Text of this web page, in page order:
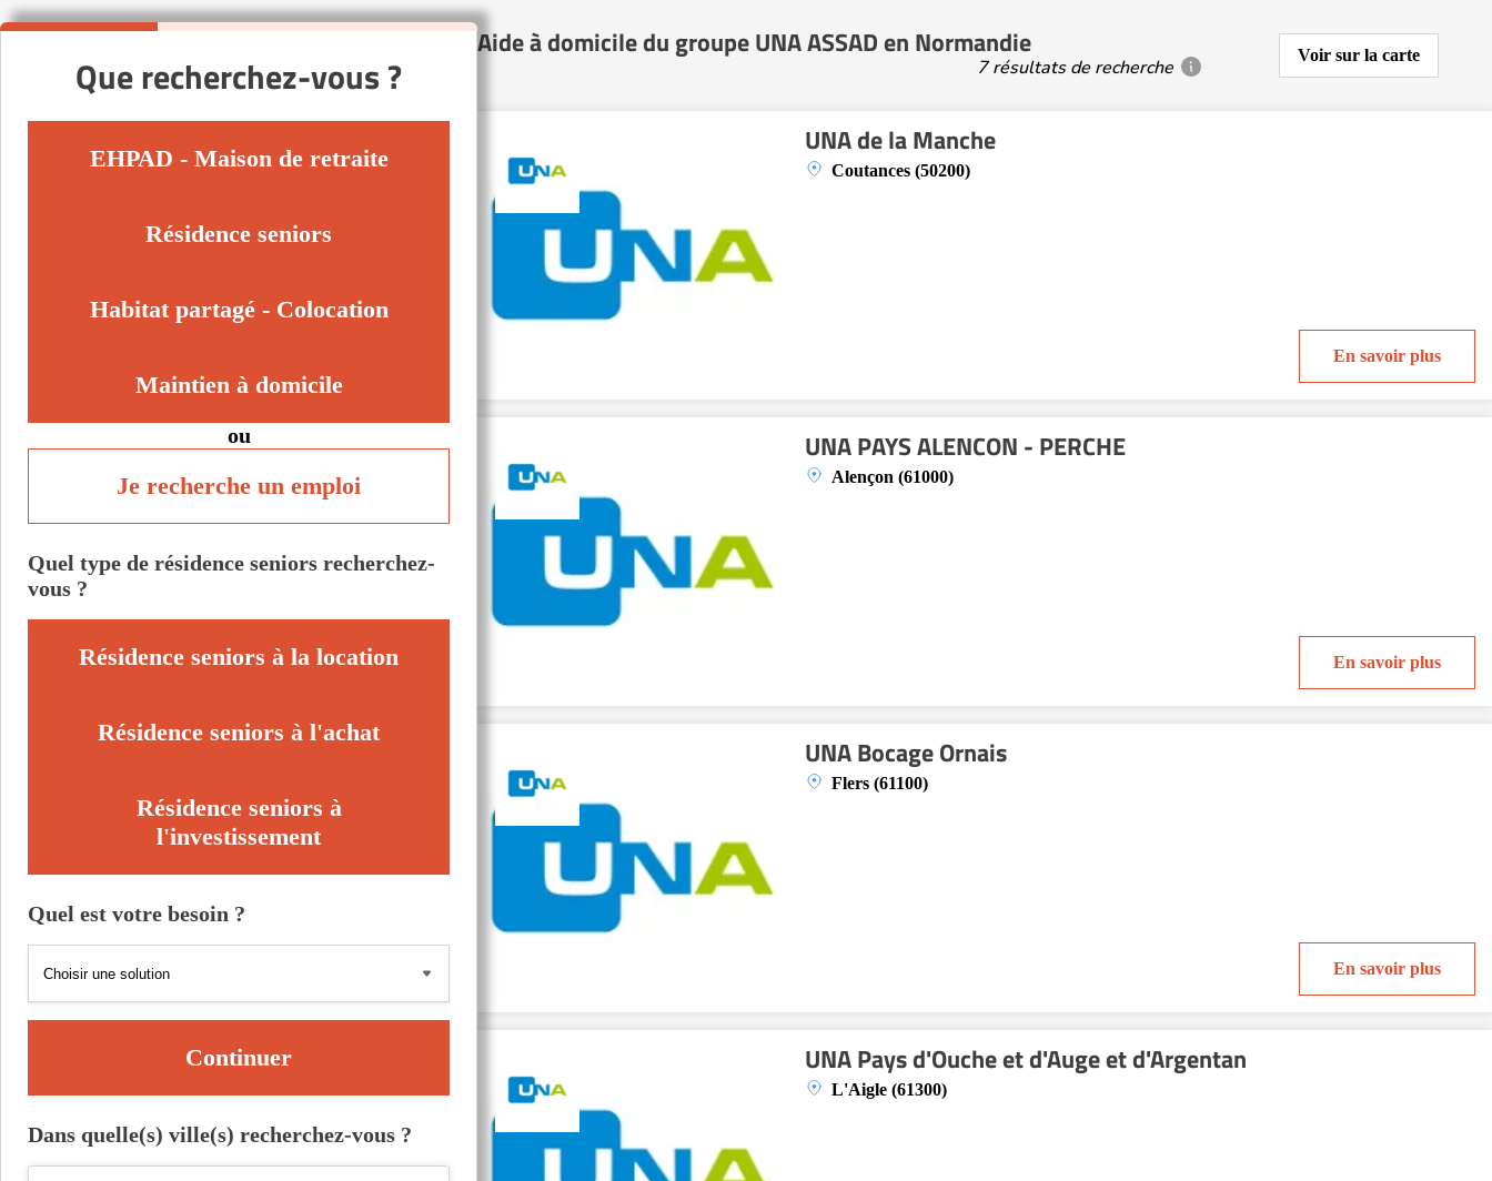
Aide à domicile du groupe UNA ASSAD en Normandie
7 résultats de recherche
Voir sur la carte
UNA de la Manche
Coutances (50200)
En savoir plus
UNA PAYS ALENCON - PERCHE
Alençon (61000)
En savoir plus
UNA Bocage Ornais
Flers (61100)
En savoir plus
UNA Pays d'Ouche et d'Auge et d'Argentan
L'Aigle (61300)
Que recherchez-vous ?
EHPAD - Maison de retraite
Résidence seniors
Habitat partagé - Colocation
Maintien à domicile
ou
Je recherche un emploi
Quel type de résidence seniors recherchez-
vous ?
Résidence seniors à la location
Résidence seniors à l'achat
Résidence seniors à
l'investissement
Quel est votre besoin ?
Continuer
Dans quelle(s) ville(s) recherchez-vous ?